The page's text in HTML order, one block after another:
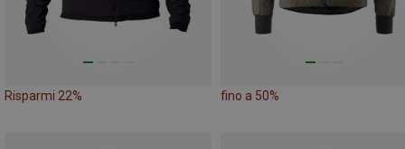
Risparmi 22% fino a 50%